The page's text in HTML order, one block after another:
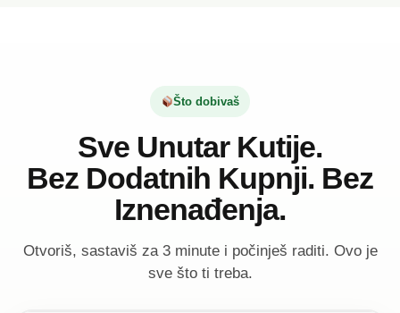
Što dobivaš
Sve Unutar Kutije.
Bez Dodatnih Kupnji. Bez
Iznenađenja.
Otvoriš, sastaviš za 3 minute i počinješ raditi. Ovo je
sve što ti treba.